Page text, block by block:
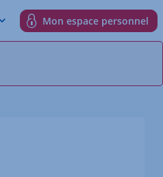
Mon espace personnel